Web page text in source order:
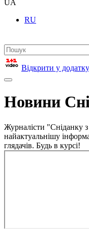
UA
RU
Відкрити у додатку
Новини
Журналісти "Сніданку
найактуальнішу
глядачів. Будь в курсі!